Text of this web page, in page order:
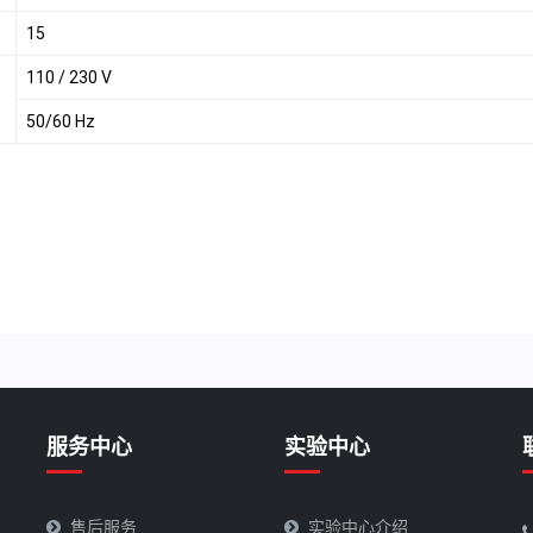
15
110 / 230 V
50/60 Hz
服务中心
售后服务
实验中心
实验中心介绍